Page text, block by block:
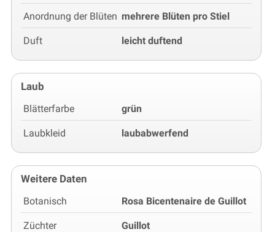
Anordnung der Blüten mehrere Blüten pro Stiel
Duft leicht duftend
Laub
Blätterfarbe grün
Laubkleid laubabwerfend
Weitere Daten
Botanisch Rosa Bicentenaire de Guillot
Züchter Guillot